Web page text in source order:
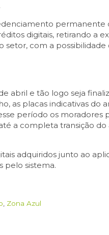
digitais, retirando a
setor, com a
abril e tão logo seja
as placas indicativas do
período os moradores
a completa transição
adquiridos junto ao
pelo sistema.
Zona Azul